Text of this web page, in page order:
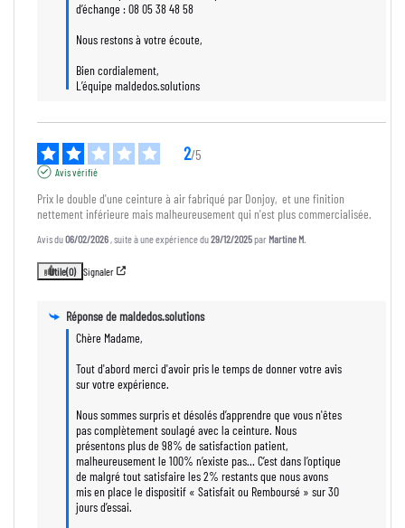
d’échange : 08 05 38 48 58
Nous restons à votre écoute,
Bien cordialement,
L’équipe maldedos.solutions
2/5
Avis vérifié
Prix le double d'une ceinture à air fabriqué par Donjoy,  et une finition
nettement inférieure mais malheureusement qui n'est plus commercialisée.
Avis du06/02/2026 , suite à une expérience du29/12/2025par Martine M.
Utile(0) Signaler
Réponse demaldedos.solutions
Chère Madame,
Tout d'abord merci d'avoir pris le temps de donner votre avis
sur votre expérience.
Nous sommes surpris et désolés d’apprendre que vous n'êtes
pas complètement soulagé avec la ceinture. Nous
présentons plus de 98% de satisfaction patient,
malheureusement le 100% n’existe pas… C’est dans l’optique
de malgré tout satisfaire les 2% restants que nous avons
mis en place le dispositif « Satisfait ou Remboursé » sur 30
jours d’essai.